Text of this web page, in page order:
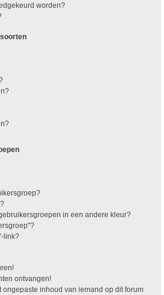
worden?
in een andere kleur?
link?
ontvangen!
ongepaste inhoud van iemand op dit forum